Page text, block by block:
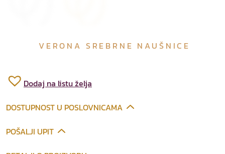
VERONA SREBRNE NAUŠNICE
Dodaj na listu želja
DOSTUPNOST U POSLOVNICAMA
POŠALJI UPIT